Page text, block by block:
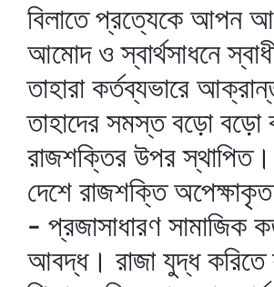
বিলাতে প্রত্যেকে আপন
আমোদ ও স্বার্থসাধনে
তাহারা কর্তব্যভারে
তাহাদের সমস্ত বড়ো বড়ো
রাজশক্তির উপর
দেশে রাজশক্তি
- প্রজাসাধারণ সামাজিক
আবদ্ধ। রাজা যুদ্ধ করিতে